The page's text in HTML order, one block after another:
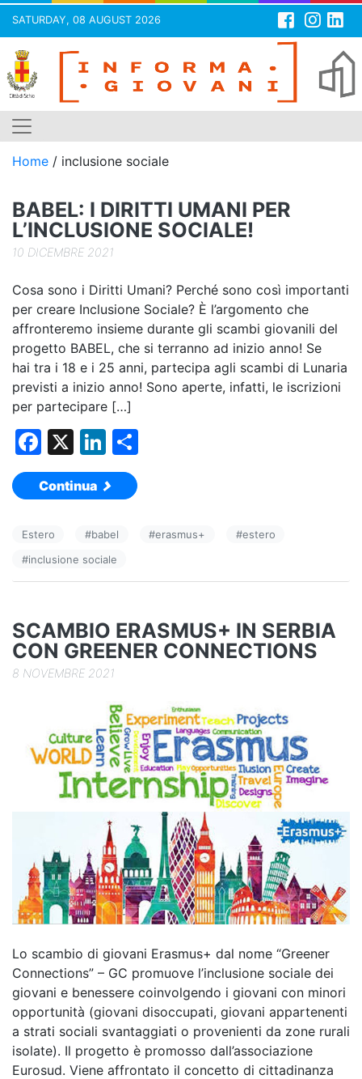
SATURDAY, 08 AUGUST 2026
Skip
content
Home / inclusione sociale
BABEL: I DIRITTI UMANI PER
L’INCLUSIONE SOCIALE!
10 DICEMBRE 2021
Cosa sono i Diritti Umani? Perché sono così importanti
per creare Inclusione Sociale? È l’argomento che
affronteremo insieme durante gli scambi giovanili del
progetto BABEL, che si terranno ad inizio anno! Se
hai tra i 18 e i 25 anni, partecipa agli scambi di Lunaria
previsti a inizio anno! Sono aperte, infatti, le iscrizioni
per partecipare […]
F
a
c
b
o
k
X
Li
n
k
dI
n
vi
Continua
Estero #babel #erasmus+ #estero
#inclusione sociale
SCAMBIO ERASMUS+ IN SERBIA
CON GREENER CONNECTIONS
8 NOVEMBRE 2021
Lo scambio di giovani Erasmus+ dal nome “Greener
Connections” – GC promuove l’inclusione sociale dei
giovani e benessere coinvolgendo i giovani con minori
opportunità (giovani disoccupati, giovani appartenenti
a strati sociali svantaggiati o provenienti da zone rurali
isolate). Il progetto è promosso dall’associazione
Eurosud. Viene affrontato il concetto di cittadinanza